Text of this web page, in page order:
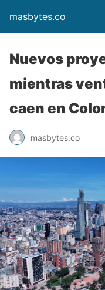
masbytes.co
Nuevos
mientras
caen en
masbytes.co